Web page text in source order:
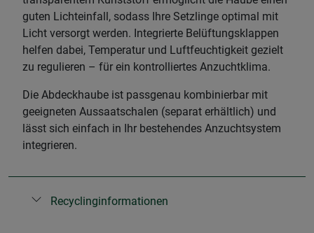
guten Lichteinfall, sodass Ihre Setzlinge optimal mit
Licht versorgt werden. Integrierte Belüftungsklappen
helfen dabei, Temperatur und Luftfeuchtigkeit gezielt
zu regulieren – für ein kontrolliertes Anzuchtklima.
Die Abdeckhaube ist passgenau kombinierbar mit
geeigneten Aussaatschalen (separat erhältlich) und
lässt sich einfach in Ihr bestehendes Anzuchtsystem
integrieren.
Recyclinginformationen